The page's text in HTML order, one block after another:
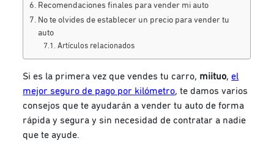
Recomendaciones finales para vender mi auto
No te olvides de establecer un precio para vender tu
auto
Artículos relacionados
Si es la primera vez que vendes tu carro, miituo,el
mejor seguro de pago por kilómetro, te damos varios
consejos que te ayudarán a vender tu auto de forma
rápida y segura y sin necesidad de contratar a nadie
que te ayude.